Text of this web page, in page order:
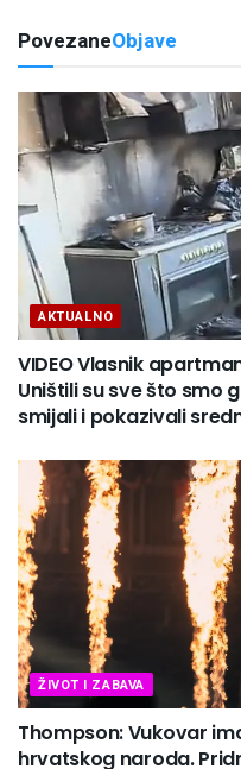
PovezaneObjave
AKTUALNO
VIDEO Vlasnik
Uništili su sve što smo
smijali i pokazivali
ŽIVOT I ZABAVA
Thompson: Vukovar
hrvatskog naroda.